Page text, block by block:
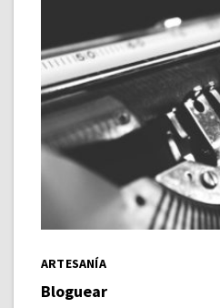
ARTESANÍA
Bloguear